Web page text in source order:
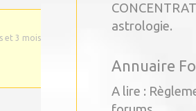
et 3 mois
astrologie.
Annuaire
A lire :